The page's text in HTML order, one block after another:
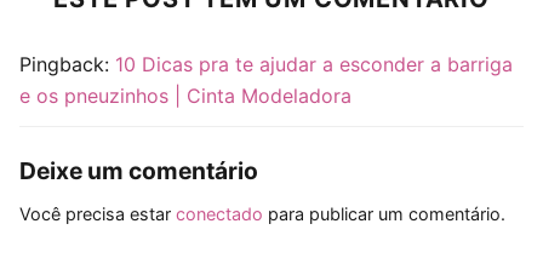
Pingback: 10 Dicas pra te ajudar a esconder a barriga
e os pneuzinhos | Cinta Modeladora
Deixe um comentário
Você precisa estar conectado para publicar um comentário.